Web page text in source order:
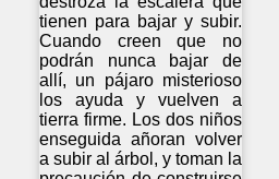
tienen para bajar y subir.
Cuando creen que no
podrán nunca bajar de
allí, un pájaro misterioso
los ayuda y vuelven a
tierra firme. Los dos niños
enseguida añoran volver
a subir al árbol, y toman la